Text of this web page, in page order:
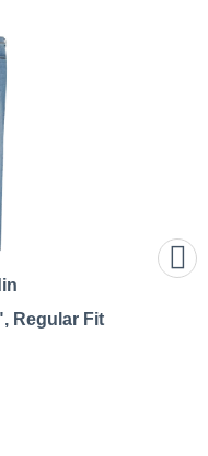
Regular Fit